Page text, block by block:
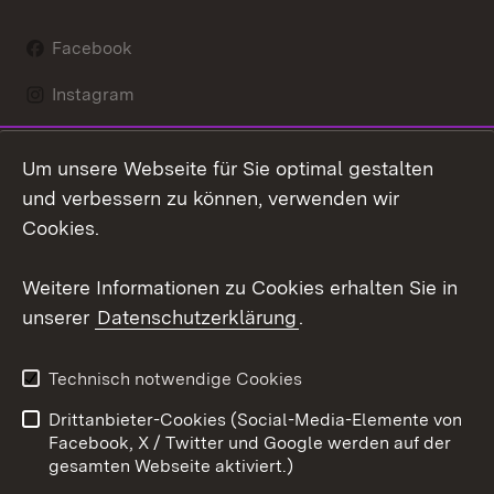
Facebook
Instagram
Social Wall
Youtube
Kontakt
Datenschutz
Barrierefreiheit
Impressum Cookies
Um unsere Webseite für Sie optimal gestalten
und verbessern zu können, verwenden wir
Cookies.
Weitere Informationen zu Cookies erhalten Sie in
unserer Datenschutzerklärung.
Technisch notwendige Cookies
Drittanbieter-Cookies (Social-Media-Elemente von
Facebook, X / Twitter und Google werden auf der
gesamten Webseite aktiviert.)